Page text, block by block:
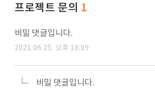
프로젝트 문의 1
비밀 댓글입니다.
2021.06.25. 오후 18:09
비밀 댓글입니다.